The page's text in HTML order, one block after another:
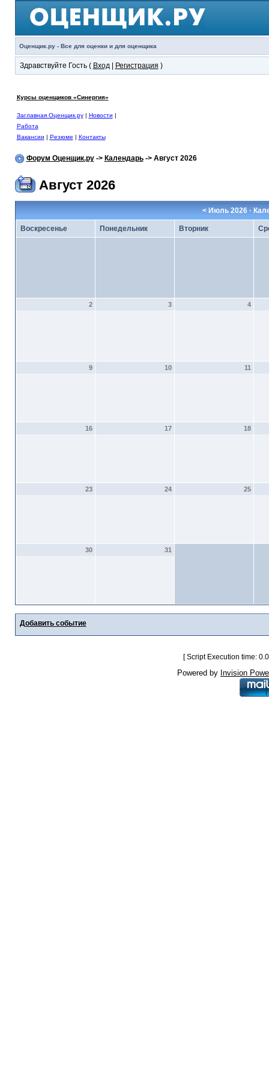
Оценщик.ру - Все для оценки и для оценщика
Здравствуйте Гость ( Вход| Регистрация )
Курсы оценщиков «Синергия»
Заглавная Оценщик.ру| Новости |
Работа
Вакансии | Резюме | Контакты
Форум Оценщик.ру-> Календарь-> Август 2026
Август 2026
< Июль 2026·
Воскресенье Понедельник Вторник
2 3 4
9 10 11
16 17 18
23 24 25
30 31
Добавить событие
[ Script Execution time:
Powered by Invision